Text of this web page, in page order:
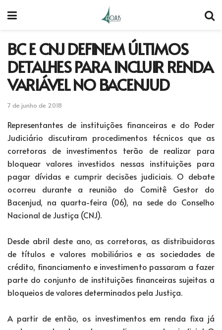
BC E CNJ DEFINEM ÚLTIMOS
DETALHES PARA INCLUIR RENDA
VARIÁVEL NO BACENJUD
7 de junho de 2018
Representantes de instituições financeiras e do Poder
Judiciário discutiram procedimentos técnicos que as
corretoras de investimentos terão de realizar para
bloquear valores investidos nessas instituições para
pagar dívidas e cumprir decisões judiciais. O debate
ocorreu durante a reunião do Comitê Gestor do
Bacenjud, na quarta-feira (06), na sede do Conselho
Nacional de Justiça (CNJ).
Desde abril deste ano, as corretoras, as distribuidoras
de títulos e valores mobiliários e as sociedades de
crédito, financiamento e investimento passaram a fazer
parte do conjunto de instituições financeiras sujeitas a
bloqueios de valores determinados pela Justiça.
A partir de então, os investimentos em renda fixa já